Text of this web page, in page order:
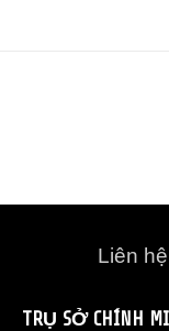
Liên
TRỤ SỞ CHÍNH